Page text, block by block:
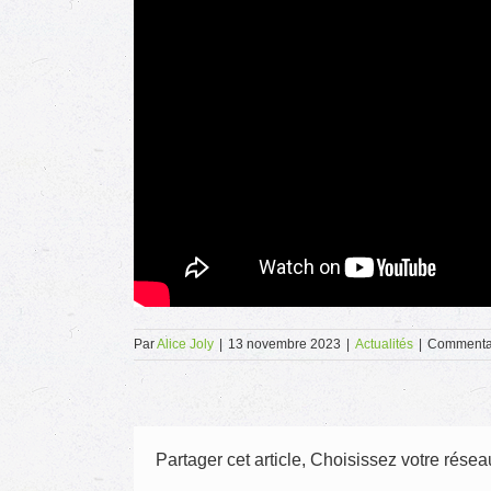
ParAlice Joly 13 novembre 2023 Actualités
Partager cet article, Choisissez votre